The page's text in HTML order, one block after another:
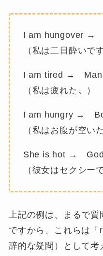
I am hungover →
（私は二日酔いで
I am tired →
（私は疲れた。）
I am hungry →
（私はお腹が空いた
She is hot →
（彼女はセクシー
上記の例は、まるで質
ですから、これらは「
辞的な疑問 ）として考